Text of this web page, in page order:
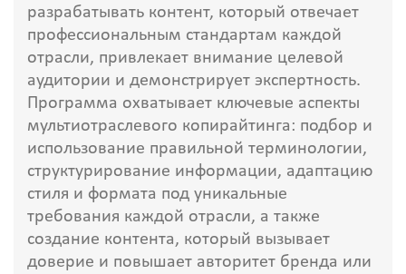
разрабатывать контент, который отвечает
профессиональным стандартам каждой
отрасли, привлекает внимание целевой
аудитории и демонстрирует экспертность.
Программа охватывает ключевые аспекты
мультиотраслевого копирайтинга: подбор и
использование правильной терминологии,
структурирование информации, адаптацию
стиля и формата под уникальные
требования каждой отрасли, а также
создание контента, который вызывает
доверие и повышает авторитет бренда или